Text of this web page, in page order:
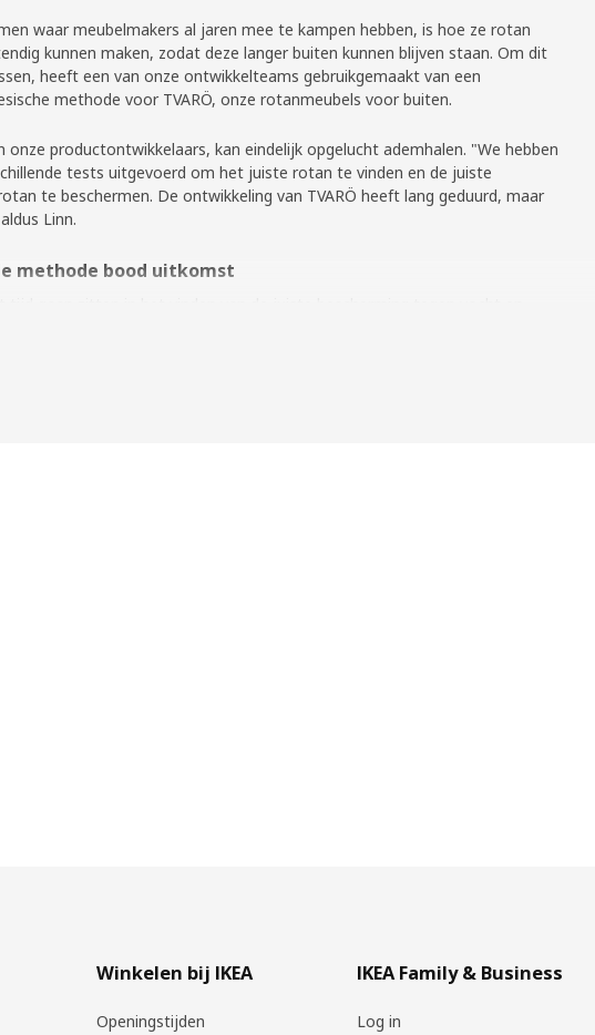
waar meubelmakers al jaren mee te kampen hebben, is hoe ze rotan
kunnen maken, zodat deze langer buiten kunnen blijven staan. Om dit
heeft een van onze ontwikkelteams gebruikgemaakt van een
methode voor TVARÖ, onze rotanmeubels voor buiten.
onze productontwikkelaars, kan eindelijk opgelucht ademhalen. "We hebben
tests uitgevoerd om het juiste rotan te vinden en de juiste
te beschermen. De ontwikkeling van TVARÖ heeft lang geduurd, maar
Linn.
methode bood uitkomst
factoren waaraan buitenmeubels onderhevig zijn. Linn en haar
Winkelen bij IKEA
Openingstijden
IKEA Family & Business
Log in